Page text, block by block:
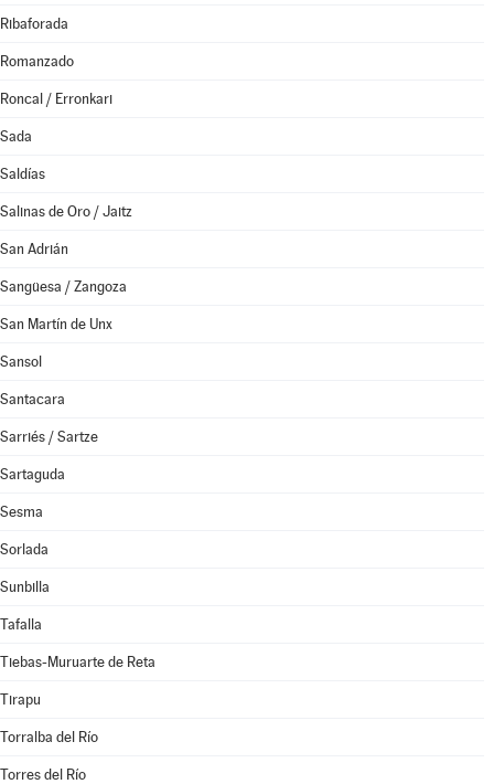
Ribaforada
Romanzado
Roncal / Erronkari
Sada
Saldías
Salinas de Oro / Jaitz
San Adrián
Sangüesa / Zangoza
San Martín de Unx
Sansol
Santacara
Sarriés / Sartze
Sartaguda
Sesma
Sorlada
Sunbilla
Tafalla
Tiebas-Muruarte de Reta
Tirapu
Torralba del Río
Torres del Río